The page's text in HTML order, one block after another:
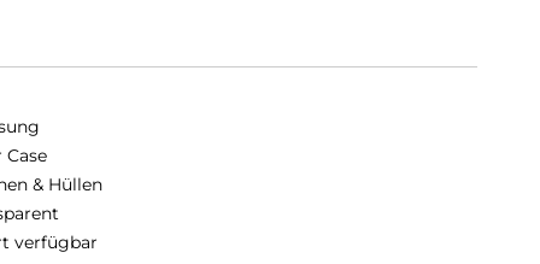
Case
& Hüllen
verfügbar